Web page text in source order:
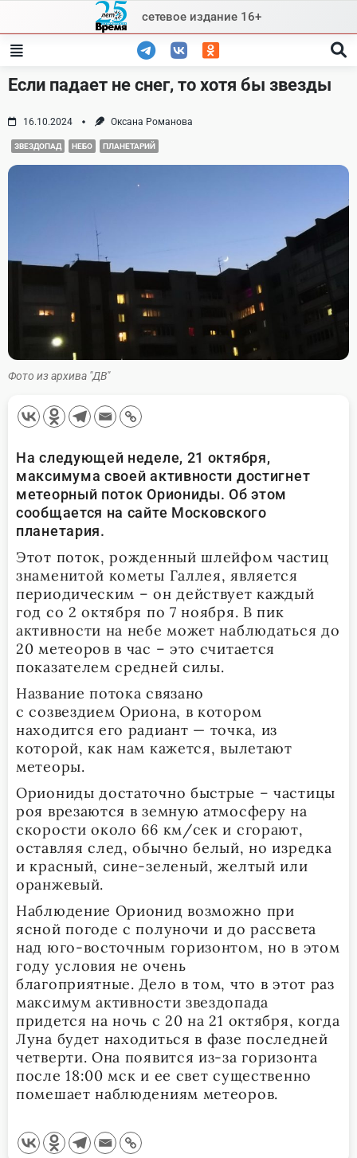
content
сетевое издание 16+
Если падает не снег, то хотя бы звезды
16.10.2024 Оксана Романова
ЗВЕЗДОПАД НЕБО ПЛАНЕТАРИЙ
Фото из архива "ДВ"
На следующей неделе, 21 октября,
максимума своей активности достигнет
метеорный поток Ориониды. Об этом
сообщается на сайте Московского
планетария.
Этот поток, рожденный шлейфом частиц
знаменитой кометы Галлея, является
периодическим – он действует каждый
год со 2 октября по 7 ноября. В пик
активности на небе может наблюдаться до
20 метеоров в час – это считается
показателем средней силы.
Название потока связано
с созвездием Ориона, в котором
находится его радиант — точка, из
которой, как нам кажется, вылетают
метеоры.
Ориониды достаточно быстрые – частицы
роя врезаются в земную атмосферу на
скорости около 66 км/сек и сгорают,
оставляя след, обычно белый, но изредка
и красный, сине-зеленый, желтый или
оранжевый.
Наблюдение Орионид возможно при
ясной погоде с полуночи и до рассвета
над юго-восточным горизонтом, но в этом
году условия не очень
благоприятные. Дело в том, что в этот раз
максимум активности звездопада
придется на ночь с 20 на 21 октября, когда
Луна будет находиться в фазе последней
четверти. Она появится из-за горизонта
после 18:00 мск и ее свет существенно
помешает наблюдениям метеоров.